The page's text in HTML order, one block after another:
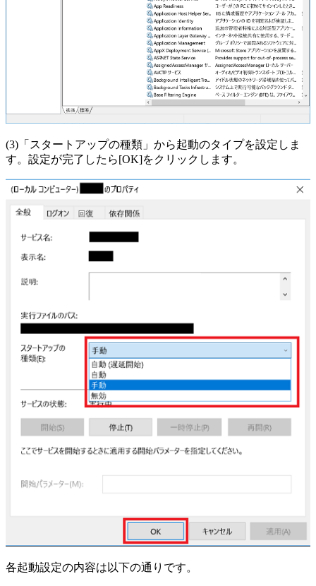
(3)「スタートアップの種類」から起動のタイプを設定しま
す。設定が完了したら[OK]をクリックします。
各起動設定の内容は以下の通りです。